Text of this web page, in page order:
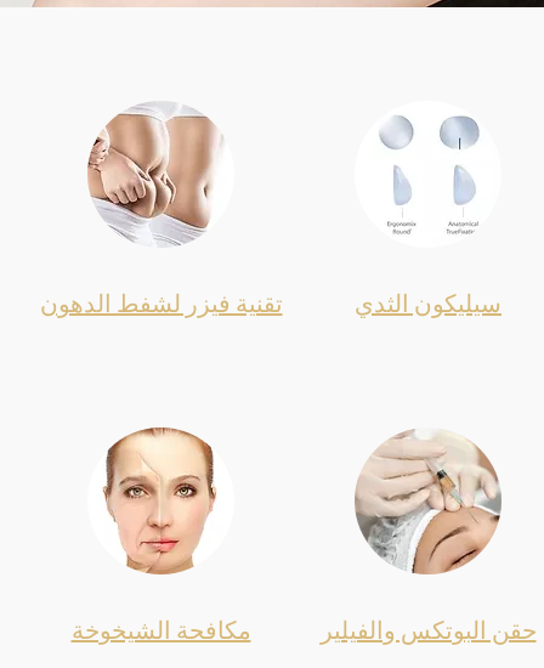
تقنية فيزر لشفط الدهون سيليكون الثدي
مكافحة الشيخوخة حقن البوتكس والفيلير